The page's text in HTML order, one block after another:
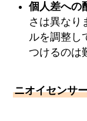
個人差への
さは異なり
ルを調整し
つけるのは
ニオイセンサ